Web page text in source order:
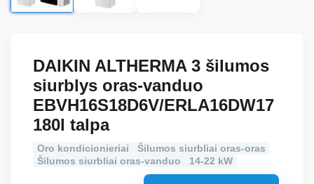
DAIKIN ALTHERMA 3 šilumos
siurblys oras-vanduo
EBVH16S18D6V/ERLA16DW17
180l talpa
Oro kondicionieriai
Šilumos siurbliai oras-oras
Šilumos siurbliai oras-vanduo
14-22 kW